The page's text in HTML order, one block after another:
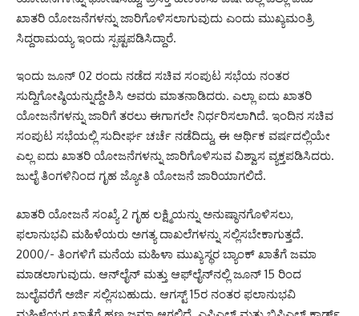
ಖಾತರಿ ಯೋಜನೆಗಳನ್ನು ಜಾರಿಗೊಳಿಸಲಾಗುವುದು ಎಂದು ಮುಖ್ಯಮಂತ್ರಿ
ಸಿದ್ದರಾಮಯ್ಯ ಇಂದು ಸ್ಪಷ್ಟಪಡಿಸಿದ್ದಾರೆ.
ಇಂದು ಜೂನ್ 02 ರಂದು ನಡೆದ ಸಚಿವ ಸಂಪುಟ ಸಭೆಯ ನಂತರ
ಸುದ್ದಿಗೋಷ್ಠಿಯನ್ನುದ್ದೇಶಿಸಿ ಅವರು ಮಾತನಾಡಿದರು. ಎಲ್ಲಾ ಐದು ಖಾತರಿ
ಯೋಜನೆಗಳನ್ನು ಜಾರಿಗೆ ತರಲು ಈಗಾಗಲೇ ನಿರ್ಧರಿಸಲಾಗಿದೆ. ಇಂದಿನ ಸಚಿವ
ಸಂಪುಟ ಸಭೆಯಲ್ಲಿ ಸುದೀರ್ಘ ಚರ್ಚೆ ನಡೆದಿದ್ದು, ಈ ಆರ್ಥಿಕ ವರ್ಷದಲ್ಲಿಯೇ
ಎಲ್ಲ ಐದು ಖಾತರಿ ಯೋಜನೆಗಳನ್ನು ಜಾರಿಗೊಳಿಸುವ ವಿಶ್ವಾಸ ವ್ಯಕ್ತಪಡಿಸಿದರು.
ಜುಲೈ ತಿಂಗಳಿನಿಂದ ಗೃಹ ಜ್ಯೋತಿ ಯೋಜನೆ ಜಾರಿಯಾಗಲಿದೆ.
ಖಾತರಿ ಯೋಜನೆ ಸಂಖ್ಯೆ 2 ಗೃಹ ಲಕ್ಷ್ಮಿಯನ್ನು ಅನುಷ್ಠಾನಗೊಳಿಸಲು,
ಫಲಾನುಭವಿ ಮಹಿಳೆಯರು ಅಗತ್ಯ ದಾಖಲೆಗಳನ್ನು ಸಲ್ಲಿಸಬೇಕಾಗುತ್ತದೆ.
2000/- ತಿಂಗಳಿಗೆ ಮನೆಯ ಮಹಿಳಾ ಮುಖ್ಯಸ್ಥರ ಬ್ಯಾಂಕ್ ಖಾತೆಗೆ ಜಮಾ
ಮಾಡಲಾಗುವುದು. ಆನ್‌ಲೈನ್ ಮತ್ತು ಆಫ್‌ಲೈನ್‌ನಲ್ಲಿ ಜೂನ್ 15 ರಿಂದ
ಜುಲೈವರೆಗೆ ಅರ್ಜಿ ಸಲ್ಲಿಸಬಹುದು. ಆಗಸ್ಟ್ 15ರ ನಂತರ ಫಲಾನುಭವಿ